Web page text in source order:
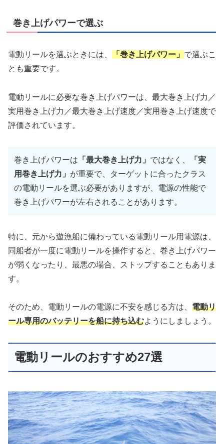
巻き上げパワーで選ぶ
電動リールを選ぶときには、 「巻き上げパワー」 で選ぶこ
とも重要です。
電動リールに必要な巻き上げパワーは、最大巻き上げ力／
実用巻き上げ力／最大巻き上げ速度／実用巻き上げ速度で
評価されています。
巻き上げパワーは 「最大巻き上げ力」 ではなく、
「実
用巻き上げ力」 が重要で、ターゲットに合ったクラス
の電動リールを選ぶ必要がありますが、電源の性能で
巻き上げパワーが左右されることがあります。
特に、元から遊漁船に備わっている電動リール用電源は、
同船者が一度に電動リールを操作すると、巻き上げパワー
が弱くなったり、最悪の場合、ストップすることもありま
す。
そのため、電動リールの電源に不安を感じる方は、 電動リ
ール専用のバッテリーを船に持ち込むようにしましょう。
電動リールのおすすめ27選